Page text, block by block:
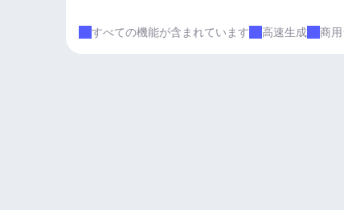
すべての機能が含まれています 高速生成 商